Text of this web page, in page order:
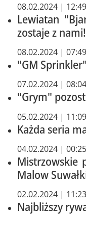
08.02.2024 | 12:49
Lewiatan
zostaje z nami!
08.02.2024 | 07:49
"GM
07.02.2024 | 08:04
"Grym"
05.02.2024 | 11:09
Każda seria
04.02.2024 | 00:25
Mistrzowskie
Malow
02.02.2024 | 11:23
Najbliższy